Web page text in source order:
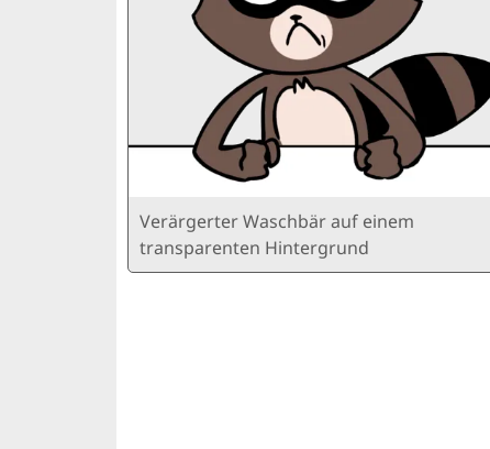
Verärgerter Waschbär auf einem
transparenten Hintergrund